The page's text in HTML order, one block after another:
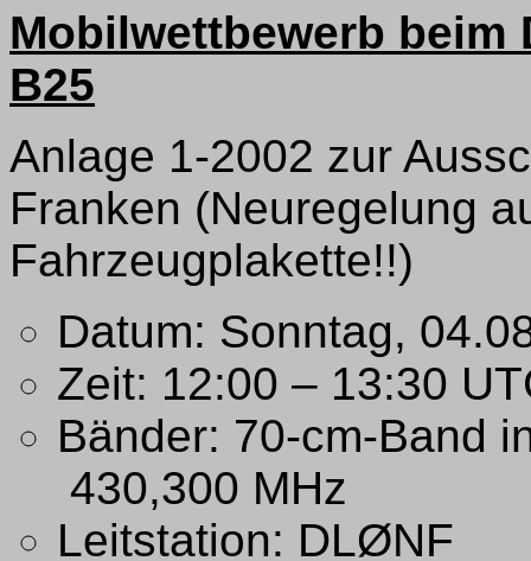
Mobilwettbewerb beim
B25
Anlage 1-2002 zur
Franken (Neuregelung
Fahrzeugplakette!!)
Datum: Sonntag,
Zeit: 12:00 – 13:30
Bänder: 70-cm-Band
430,300 MHz
Leitstation: DLØNF